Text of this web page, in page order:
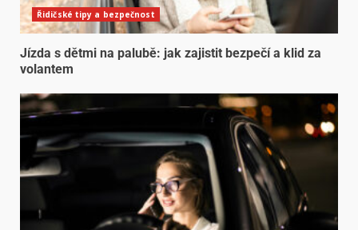
Řidičské tipy a bezpečnost
Jízda s dětmi na palubě: jak zajistit bezpečí a klid za
volantem